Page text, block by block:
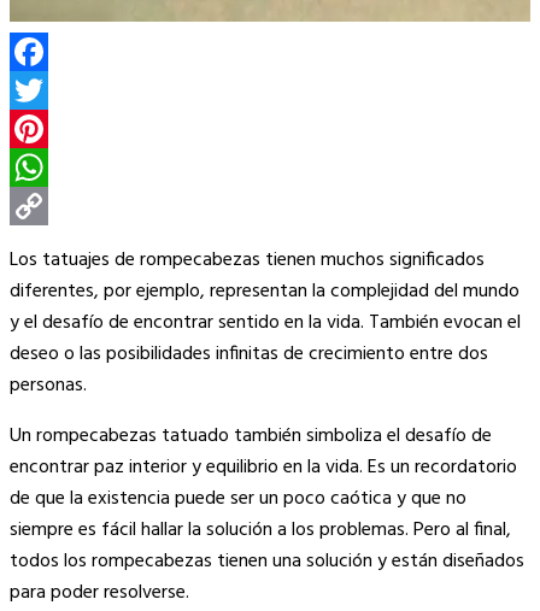
Facebook
Twitter
Pinterest
WhatsApp
Copy
Link
Los tatuajes de rompecabezas tienen muchos significados
diferentes, por ejemplo, representan la complejidad del mundo
y el desafío de encontrar sentido en la vida. También evocan el
deseo o las posibilidades infinitas de crecimiento entre dos
personas.
Un rompecabezas tatuado también simboliza el desafío de
encontrar paz interior y equilibrio en la vida. Es un recordatorio
de que la existencia puede ser un poco caótica y que no
siempre es fácil hallar la solución a los problemas. Pero al final,
todos los rompecabezas tienen una solución y están diseñados
para poder resolverse.